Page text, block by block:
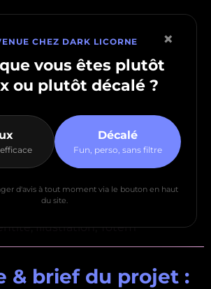
×
CHEZ DARK LICORNE
vous êtes plutôt
ou plutôt décalé ?
Décalé
Fun, perso, sans filtre
d'avis à tout moment via le bouton en haut
du site.
– CC
DORÉES
,Illustration,Totem
& brief du projet :